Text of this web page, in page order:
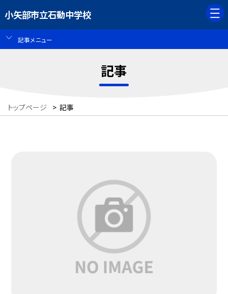
小矢部市立石動中学校
記事メニュー
記事
トップページ > 記事